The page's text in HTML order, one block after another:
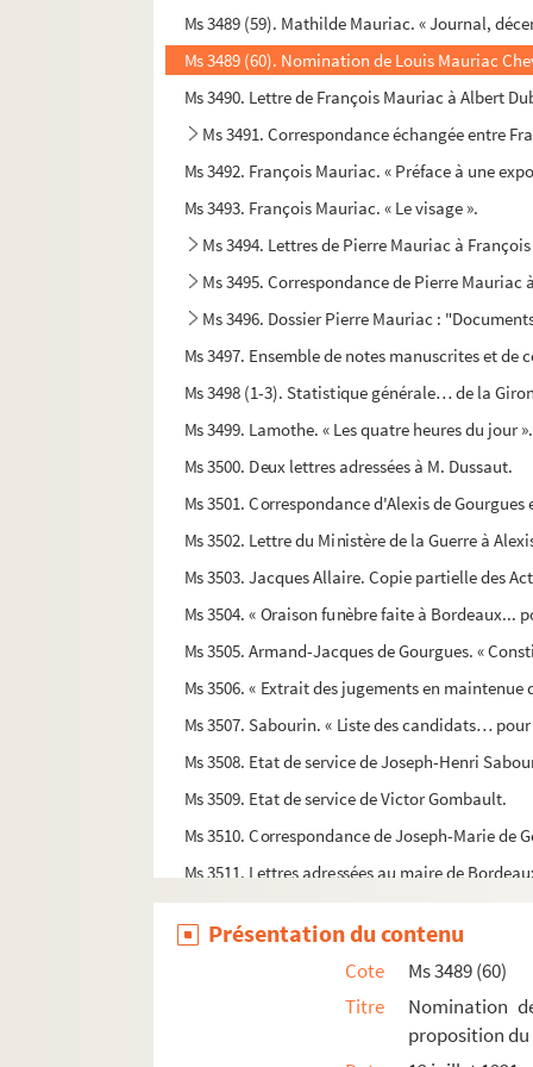
Ms 3489 (59). Mathilde Mauriac. « Journal,
Ms 3489 (60). Nomination de Louis Mauriac
Ms 3490. Lettre de François Mauriac à Albert
Ms 3491. Correspondance échangée entre
Ms 3492. François Mauriac. « Préface à une
Ms 3493. François Mauriac. « Le visage ».
Ms 3494. Lettres de Pierre Mauriac à
Ms 3495. Correspondance de Pierre
Ms 3496. Dossier Pierre Mauriac :
Ms 3497. Ensemble de notes manuscrites et
Ms 3498 (1-3). Statistique générale… de la
Ms 3499. Lamothe. « Les quatre heures du jour ».
Ms 3500. Deux lettres adressées à M. Dussaut.
Ms 3501. Correspondance d'Alexis de
Ms 3502. Lettre du Ministère de la Guerre à
Ms 3503. Jacques Allaire. Copie partielle des
Ms 3504. « Oraison funèbre faite à Bordeaux...
Ms 3505. Armand-Jacques de Gourgues. «
Ms 3506. « Extrait des jugements en maintenue
Ms 3507. Sabourin. « Liste des candidats…
Ms 3508. Etat de service de Joseph-Henri
Ms 3509. Etat de service de Victor Gombault.
Ms 3510. Correspondance de Joseph-Marie de
Ms 3511. Lettres adressées au maire de
Ms 3512. Lettre de François Mauriac à un
Ms 3513. Lettre d'Henry de Montherlant à
Ms 3514. Lettres de Jean Mauriac, l'abbé, à
Ms 3515. Lettres de Jean Mauriac, l'abbé, à
Présentation du contenu
Cote
Ms 3489 (60)
Titre
Nomination
proposition du